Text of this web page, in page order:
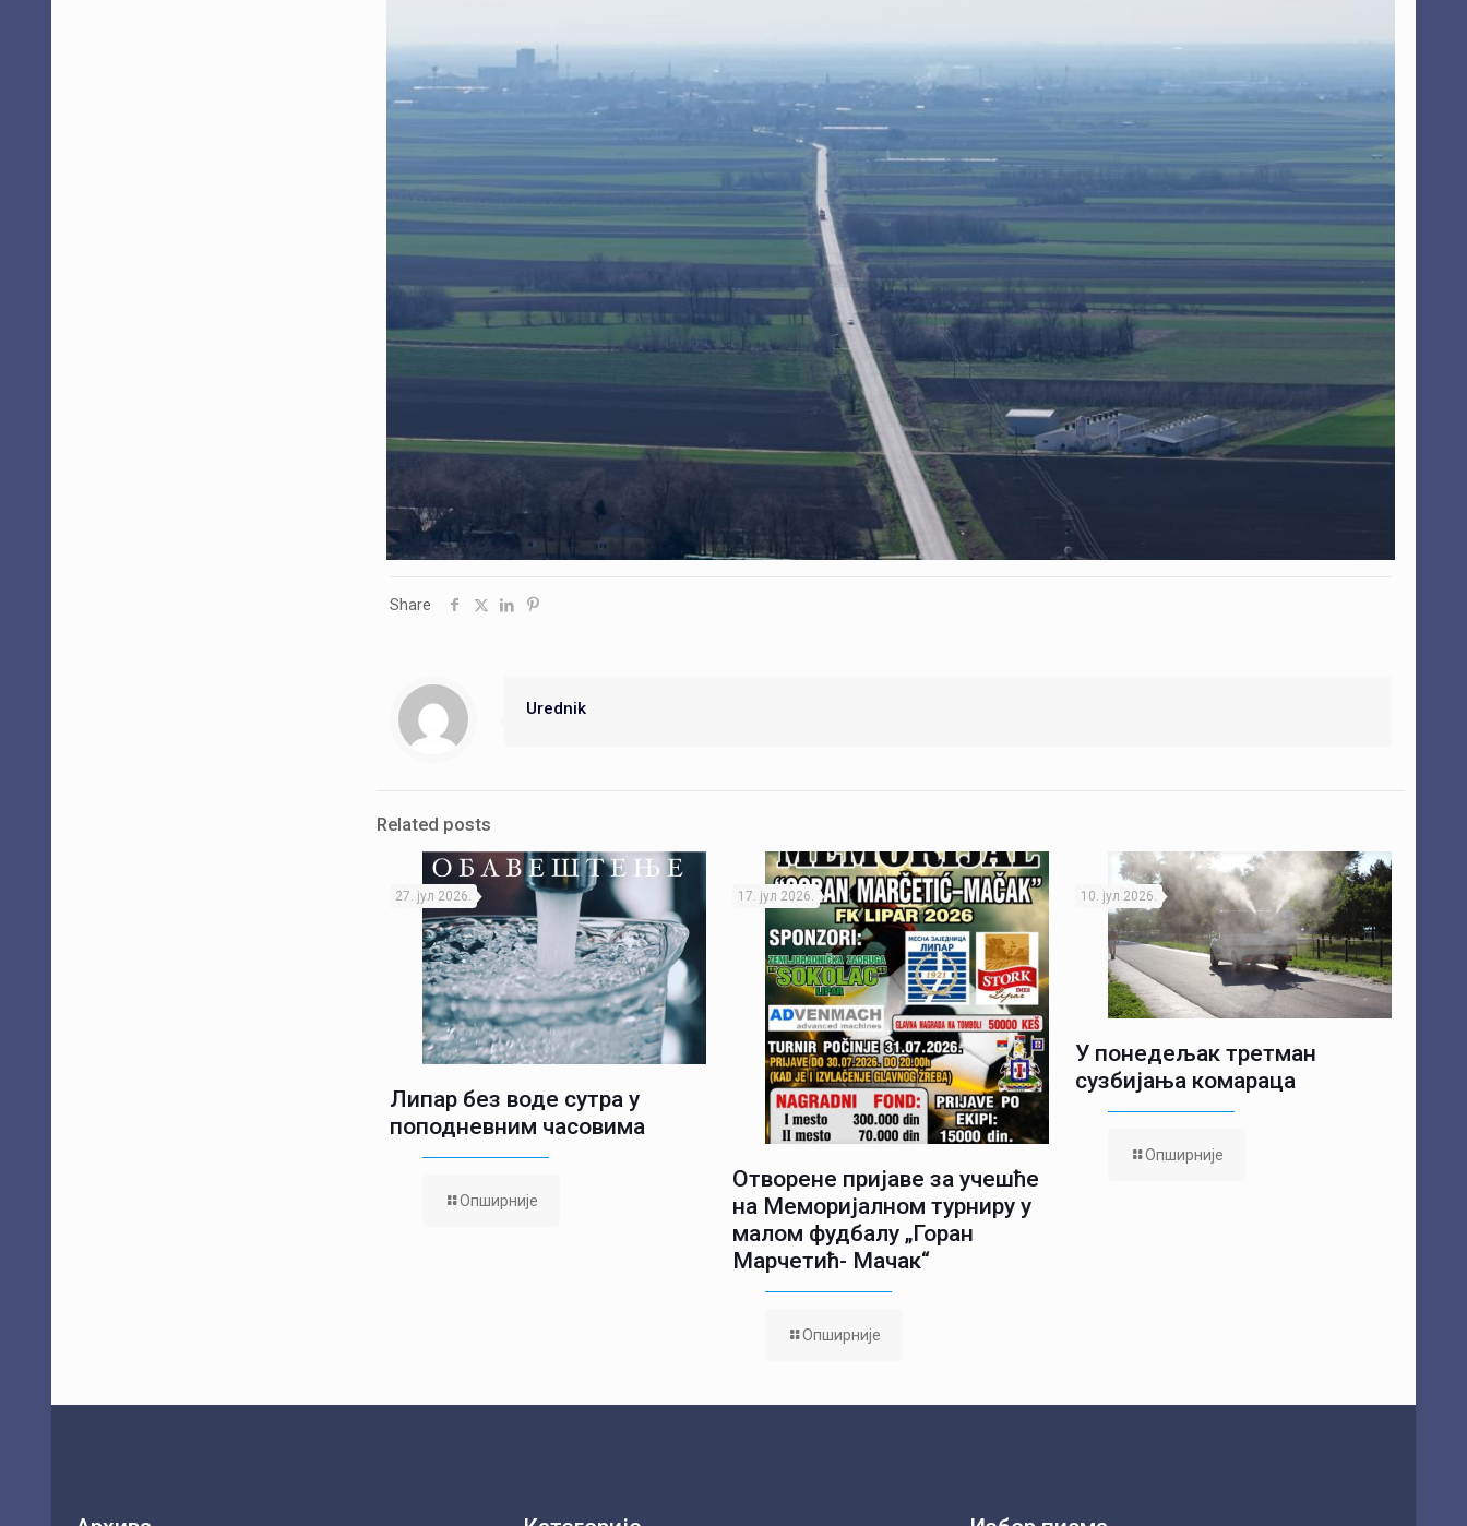
Share
Urednik
Related posts
27. јул 2026.
Липар без воде сутра у
поподневним часовима
Опширније
17. јул 2026.
Отворене пријаве за учешће
на Меморијалном турниру у
малом фудбалу „Горан
Марчетић- Мачак“
Опширније
10. јул 2026.
У понедељак третман
сузбијања комараца
Опширније